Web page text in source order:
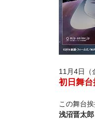
11月4日（
初日舞
この舞台
浅沼晋太